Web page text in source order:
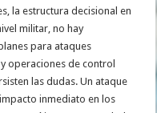
la estructura decisional en
militar, no hay
para ataques
operaciones de control
las dudas. Un ataque
inmediato en los